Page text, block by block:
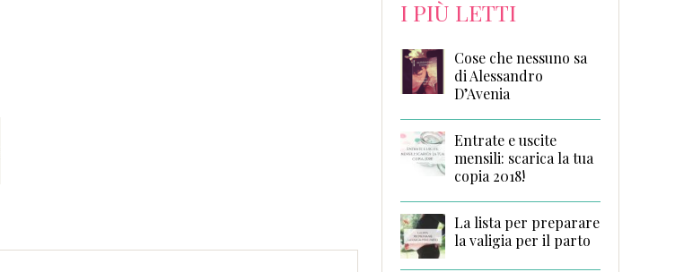
I PIÙ LETTI
Cose che nessuno sa
di Alessandro
D’Avenia
Entrate e uscite
mensili: scarica la tua
copia 2018!
La lista per preparare
la valigia per il parto